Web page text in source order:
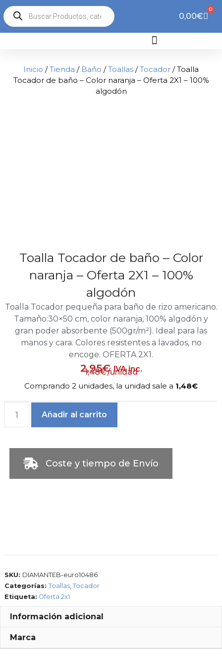
0,00€
0
Inicio /Tienda / Baño /Toallas /Tocador / Toalla
Tocador de baño – Color naranja – Oferta 2X1 – 100%
algodón
Toalla Tocador de baño – Color
naranja – Oferta 2X1 – 100%
algodón
Toalla Tocador pequeña para baño de rizo americano.
Tamaño:30×50 cm, color naranja, 100% algodón y
gran poder absorbente (500gr/m²). Ideal para las
manos y cara. Colores resistentes a lavados, no
encoge. OFERTA 2X1.
2,95€ IVA inc.
1,48€/unidad
Comprando 2 unidades, la unidad sale a 1,48€
Añadir al carrito
Coste y tiempo de Envío
SKU: DIAMANTEB-euro10486
Categorías: Toallas, Tocador
Etiqueta: Oferta 2x1
Información adicional
Marca